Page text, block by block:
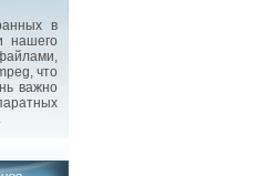
в
нашего
что
важно